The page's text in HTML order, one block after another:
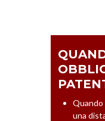
Quando
una